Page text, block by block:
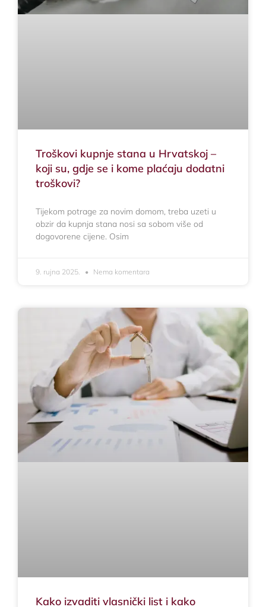
Troškovi kupnje stana u Hrvatskoj –
koji su, gdje se i kome plaćaju dodatni
troškovi?
Tijekom potrage za novim domom, treba uzeti u
obzir da kupnja stana nosi sa sobom više od
dogovorene cijene. Osim
9. rujna 2025. Nema komentara
Kako izvaditi vlasnički list i kako